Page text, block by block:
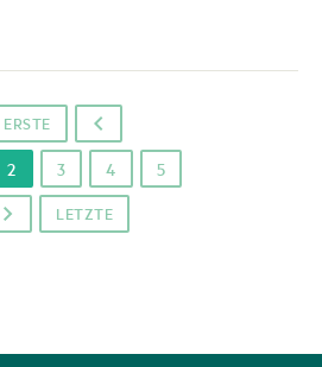
ERSTE o
p LETZTE
2 3 4 5